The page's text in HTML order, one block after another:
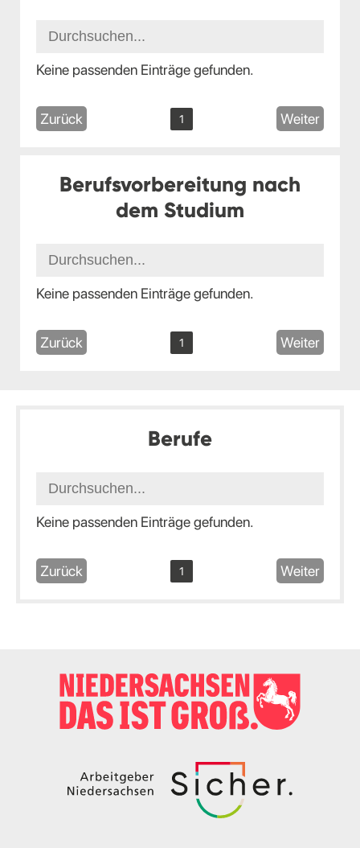
Keine passenden Einträge gefunden.
Zurück 1 Weiter
Berufsvorbereitung nach
dem Studium
Keine passenden Einträge gefunden.
Zurück 1 Weiter
Berufe
Keine passenden Einträge gefunden.
Zurück 1 Weiter